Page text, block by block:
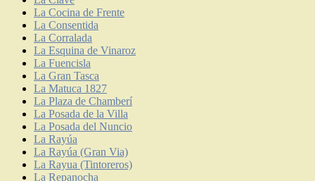
La Cocina de Frente
La Consentida
La Corralada
La Esquina de Vinaroz
La Fuencisla
La Gran Tasca
La Matuca 1827
La Plaza de Chamberí
La Posada de la Villa
La Posada del Nuncio
La Rayúa
La Rayúa (Gran Via)
La Rayua (Tintoreros)
La Repanocha